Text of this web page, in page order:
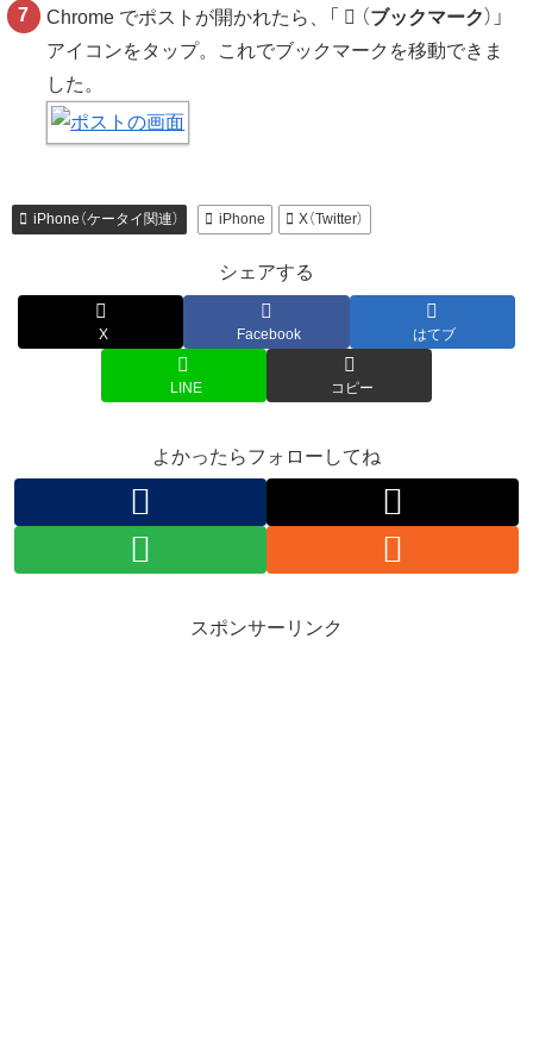
Chrome でポストが開かれたら、「 （ブックマーク ） 」
アイコンをタップ。これでブックマークを移動できま
した。
iPhone（ケータイ関連） iPhone X（Twitter）
シェアする
X Facebook はてブ
LINE コピー
よかったらフォローしてね
スポンサーリンク